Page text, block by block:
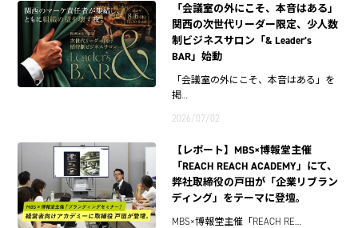
「会議室の外にこそ、本音はある」
関西の次世代リーダー限定、少人数
制ビジネスサロン「& Leader’s
BAR」始動
「会議室の外にこそ、本音はある」を
掲…
2026/07/02
【レポート】MBS×博報堂主催
「REACH REACH ACADEMY」にて、
弊社取締役の戸田が「企業リブラン
ディング」をテーマに登壇。
MBS×博報堂主催「REACH RE…